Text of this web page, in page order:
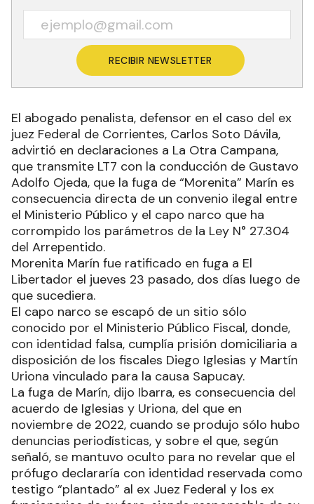
RECIBIR NEWSLETTER
El abogado penalista, defensor en el caso del ex
juez Federal de Corrientes, Carlos Soto Dávila,
advirtió en declaraciones a La Otra Campana,
que transmite LT7 con la conducción de Gustavo
Adolfo Ojeda, que la fuga de “Morenita” Marín es
consecuencia directa de un convenio ilegal entre
el Ministerio Público y el capo narco que ha
corrompido los parámetros de la Ley N° 27.304
del Arrepentido.
Morenita Marín fue ratificado en fuga a El
Libertador el jueves 23 pasado, dos días luego de
que sucediera.
El capo narco se escapó de un sitio sólo
conocido por el Ministerio Público Fiscal, donde,
con identidad falsa, cumplía prisión domiciliaria a
disposición de los fiscales Diego Iglesias y Martín
Uriona vinculado para la causa Sapucay.
La fuga de Marín, dijo Ibarra, es consecuencia del
acuerdo de Iglesias y Uriona, del que en
noviembre de 2022, cuando se produjo sólo hubo
denuncias periodísticas, y sobre el que, según
señaló, se mantuvo oculto para no revelar que el
prófugo declararía con identidad reservada como
testigo “plantado” al ex Juez Federal y los ex